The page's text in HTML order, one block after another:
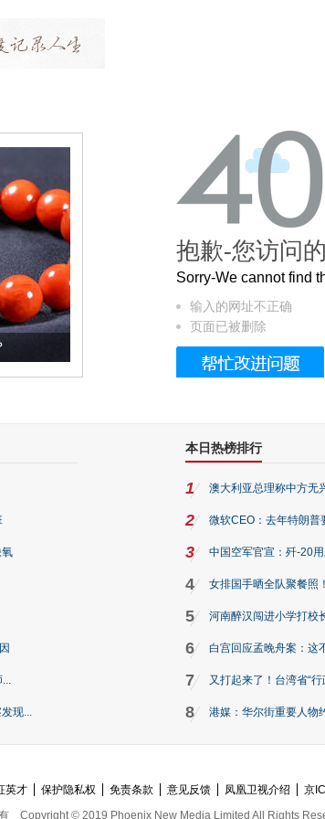
这个3.2米的长卷，还原了600岁的紫禁
抱歉-您访问
Sorry-We cannot find
输入的网址不正确
页面已被删除
现...
本日热榜排行
1 澳大利亚总理称中方无
2 微软CEO：去年特朗普
3 中国空军官宣：歼-20用
4 女排国手晒全队聚餐照
5 河南醉汉闯进小学打校
6 白宫回应孟晚舟案：这
7 又打起来了！台湾省“
8 港媒：华尔街重要人物
英才 保护隐私权 免责条款 意见反馈 凤凰卫视介绍 京
Copyright © 2019 Phoenix New Media Limited All Rights